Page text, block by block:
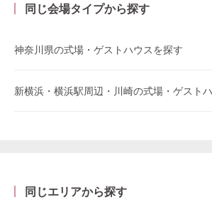
同じ会場タイプから探す
神奈川県の式場・ゲストハウスを探す
新横浜・横浜駅周辺・川崎の式場・ゲスト
同じエリアから探す